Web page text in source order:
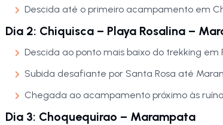
Descida até o primeiro acampamento em
Dia 2: Chiquisca – Playa Rosalina –
Descida ao ponto mais baixo do trekking em
Subida desafiante por Santa Rosa até
Chegada ao acampamento próximo às
Dia 3: Choquequirao – Marampata